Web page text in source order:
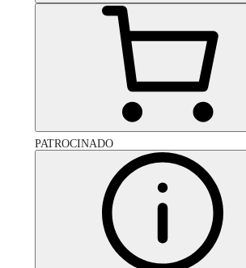
PATROCINADO